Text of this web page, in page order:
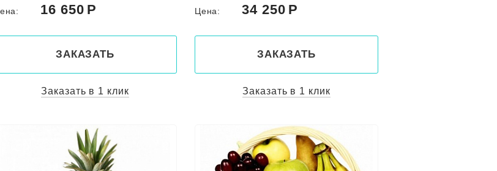
16 650
ЗАКАЗАТЬ
Заказать в 1 клик
Цена: 34 250
ЗАКАЗАТЬ
Заказать в 1 клик